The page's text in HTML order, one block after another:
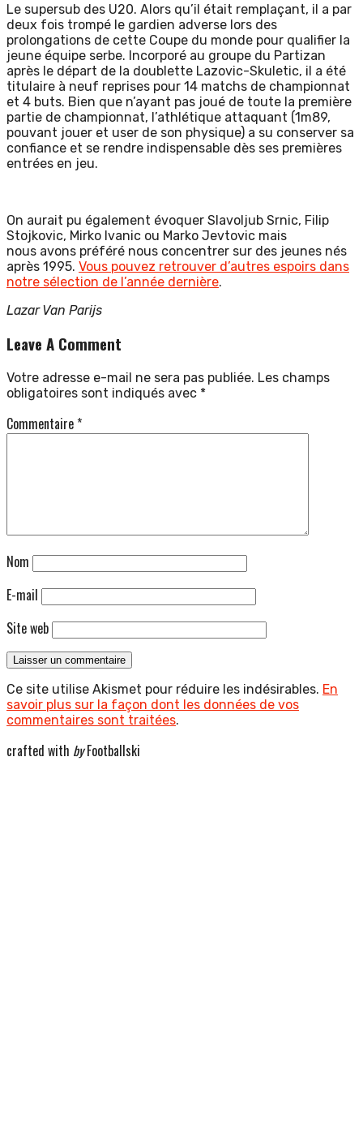
Le supersub des U20. Alors qu’il était remplaçant, il a par
deux fois trompé le gardien adverse lors des
prolongations de cette Coupe du monde pour qualifier la
jeune équipe serbe. Incorporé au groupe du Partizan
après le départ de la doublette Lazovic-Skuletic, il a été
titulaire à neuf reprises pour 14 matchs de championnat
et 4 buts. Bien que n’ayant pas joué de toute la première
partie de championnat, l’athlétique attaquant (1m89,
pouvant jouer et user de son physique) a su conserver sa
confiance et se rendre indispensable dès ses premières
entrées en jeu.
On aurait pu également évoquer Slavoljub Srnic, Filip
Stojkovic, Mirko Ivanic ou Marko Jevtovic mais
nous avons préféré nous concentrer sur des jeunes nés
après 1995. Vous pouvez retrouver d’autres espoirs dans
notre sélection de l’année dernière.
Lazar Van Parijs
Leave A Comment
Votre adresse e-mail ne sera pas publiée. Les champs
obligatoires sont indiqués avec *
Commentaire*
Nom
E-mail
Site web
Ce site utilise Akismet pour réduire les indésirables. En
savoir plus sur la façon dont les données de vos
commentaires sont traitées.
crafted with byFootballski